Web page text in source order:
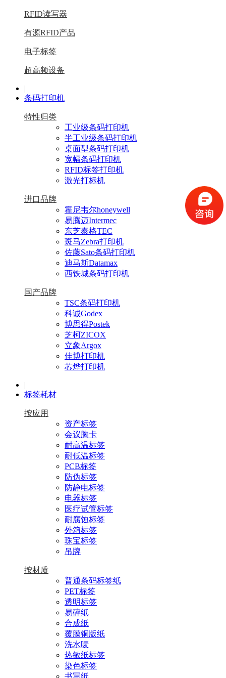
RFID读写器
有源RFID产品
电子标签
超高频设备
|
条码打印机
特性归类
工业级条码打印机
半工业级条码打印机
桌面型条码打印机
宽幅条码打印机
RFID标签打印机
激光打标机
进口品牌
霍尼韦尔honeywell
易腾迈Intermec
东芝泰格TEC
斑马Zebra打印机
佐藤Sato条码打印机
迪马斯Datamax
西铁城条码打印机
国产品牌
TSC条码打印机
科诚Godex
博思得Postek
芝柯ZICOX
立象Argox
佳博打印机
芯烨打印机
|
标签耗材
按应用
资产标签
会议胸卡
耐高温标签
耐低温标签
PCB标签
防伪标签
防静电标签
电器标签
医疗试管标签
耐腐蚀标签
外箱标签
珠宝标签
吊牌
按材质
普通条码标签纸
PET标签
透明标签
易碎纸
合成纸
覆膜铜版纸
洗水唛
热敏纸标签
染色标签
书写纸